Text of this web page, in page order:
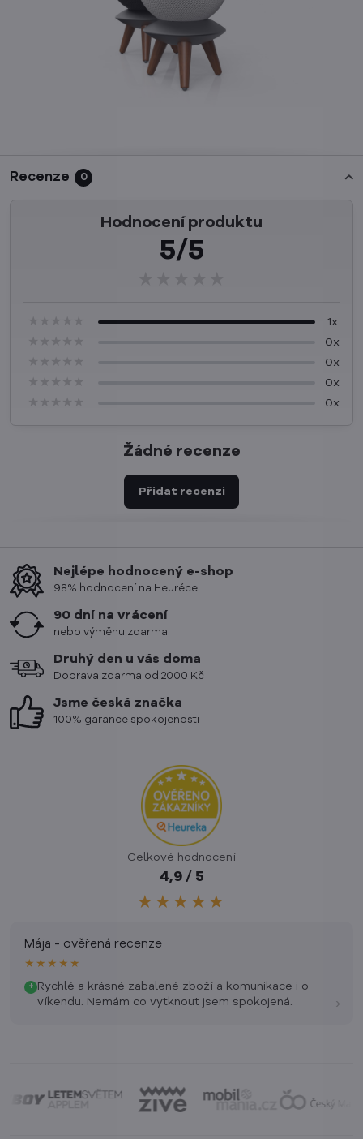
Recenze 0
Hodnocení produktu
5/5
1x
0x
0x
0x
0x
Žádné recenze
Přidat recenzi
Nejlépe hodnocený e-shop
98% hodnocení na Heuréce
90 dní na vrácení
nebo výměnu zdarma
Druhý den u vás doma
Doprava zdarma od 2000 Kč
Jsme česká značka
100% garance spokojenosti
Celkové hodnocení
4,9 / 5
★★★★★
Mája - ověřená recenze
★★★★★
+ Rychlé a krásné zabalené zboží a komunikace i o
víkendu. Nemám co vytknout jsem spokojená.
›